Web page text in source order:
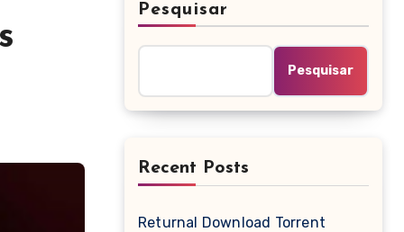
Pesquisar
Pesquisar
Recent Posts
Returnal Download Torrent